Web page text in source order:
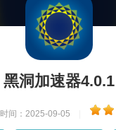
黑洞加速器4.0.1
时间：2025-09-05